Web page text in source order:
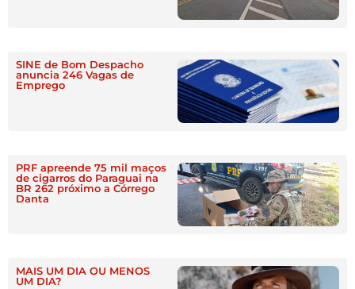
SINE de Bom Despacho
anuncia 246 Vagas de
Emprego
PRF apreende 75 mil maços
de cigarros do Paraguai na
BR 262 próximo a Córrego
Danta
MAIS UM DIA OU MENOS
UM DIA?